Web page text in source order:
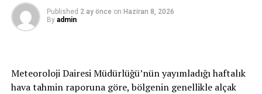
verilecek her destek ve uzatılacak her yardım eli,
çocuklarımızın ve gençlerimizin geleceğine atılmış bir
projesine destek olmaya davet ediyoruz” dedi.
Published 2 ay önce on Haziran 8, 2026
By admin
Meteoroloji Dairesi Müdürlüğü’nün yayımladığı haftalık
hava tahmin raporuna göre, bölgenin genellikle alçak